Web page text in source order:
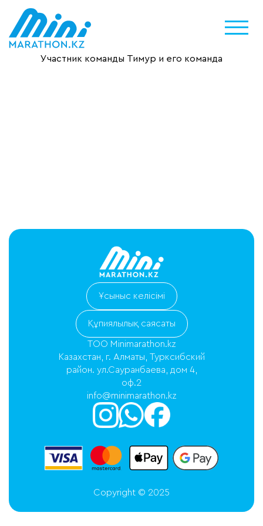
Участник команды Тимур и его команда
Ұсыныс келісімі
Құпиялылық саясаты
ТОО Minimarathon.kz
Казахстан, г. Алматы, Турксибский
район. ул.Сауранбаева, дом 4,
оф.2
info@minimarathon.kz
Copyright © 2025